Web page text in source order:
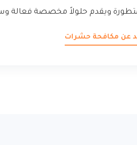
ويقدم حلولاً مخصصة فعالة
عن مكافحة حشرات